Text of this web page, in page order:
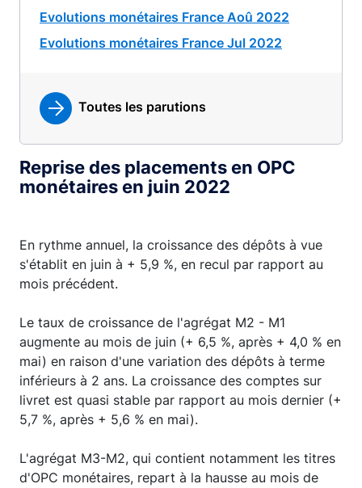
Evolutions monétaires France Aoû 2022
Evolutions monétaires France Jul 2022
Toutes les parutions
Reprise des placements en OPC
monétaires en juin 2022
En rythme annuel, la croissance des dépôts à vue
s'établit en juin à + 5,9 %, en recul par rapport au
mois précédent.
Le taux de croissance de l'agrégat M2 - M1
augmente au mois de juin (+ 6,5 %, après + 4,0 % en
mai) en raison d'une variation des dépôts à terme
inférieurs à 2 ans. La croissance des comptes sur
livret est quasi stable par rapport au mois dernier (+
5,7 %, après + 5,6 % en mai).
L'agrégat M3-M2, qui contient notamment les titres
d'OPC monétaires, repart à la hausse au mois de